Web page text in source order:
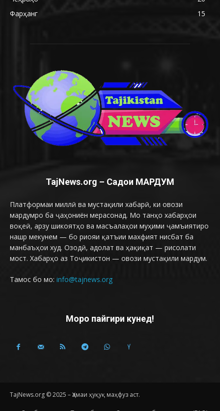
Фарҳанг
15
TajNews.org – Садои МАРДУМ
Платформаи миллӣ ва мустақили хабарӣ, ки овози
мардумро ба ҷаҳониён мерасонад. Мо танҳо хабарҳои
воқеӣ, арзу шикоятҳо ва масъалаҳои муҳими ҷамъиятиро
нашр мекунем — бо риояи қатъии махфият нисбат ба
манбаъҳои худ. Озодӣ, адолат ва ҳақиқат — рисолати
мост. Хабарҳо аз Тоҷикистон — овози мустақили мардум.
Тамос бо мо: info@tajnews.org
Моро пайгири кунед!
TajNews.org © 2025 – Ҳамаи ҳуқуқ маҳфуз аст.